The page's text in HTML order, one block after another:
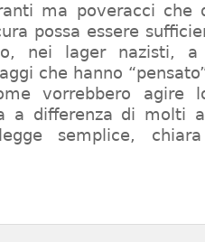
ma poveracci che
possa essere
nei lager nazisti,
che hanno
vorrebbero agire
a differenza di molti
semplice,